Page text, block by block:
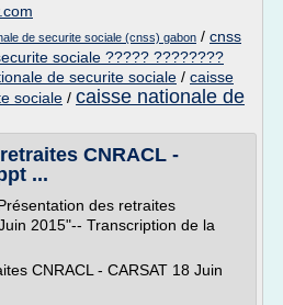
de securite sociale (cnss) gabon / cnss
sociale ????? ????????
de securite sociale / caisse
sociale / caisse nationale de
CNRACL -
...
des retraites
2015"-- Transcription de la
CNRACL - CARSAT 18 Juin